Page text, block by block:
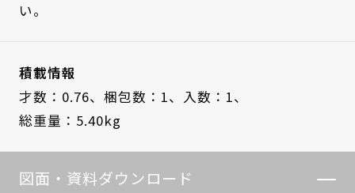
い。
積載情報
才数：0.76、 梱包数：1、 入数：1、
総重量：5.40kg
図面・資料ダウンロード